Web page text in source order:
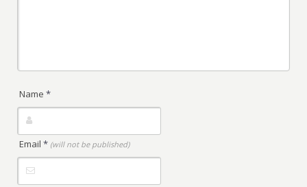
Name*
Email* (will not be published)